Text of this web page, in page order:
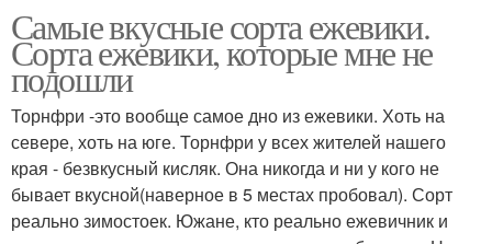
Самые вкусные сорта ежевики.
Сорта ежевики, которые мне не
подошли
Торнфри -это вообще самое дно из ежевики. Хоть на
севере, хоть на юге. Торнфри у всех жителей нашего
края - безвкусный кисляк. Она никогда и ни у кого не
бывает вкусной(наверное в 5 местах пробовал). Сорт
реально зимостоек. Южане, кто реально ежевичник и